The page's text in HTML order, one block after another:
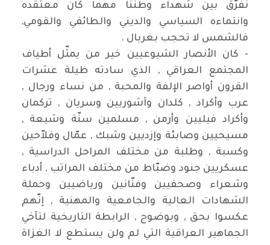
نفرّق بين شهداء وطننا مهما كان معتقده
وانتماءه السياسي والديني والطائفي والقومي,
فالشمس لا تحجب بغربال .
- كان الأنصار الشيوعيين خير من يمثّل أطياف
المجتمع العراقي , الذي سادته طيلة عشرات
القرون أواصر الإلفة والمحبة , من نساء ورجال ,
عرب وأكراد , كلدان وآشوريين وسريان , تركمان
وأكراد فيليين وأرمن , مسلمين سنّة وشيعة ,
مسيحيين وصابئة وإزديين وشبك , عمّال وفلاّحين
وكسبة , وطلبة من مختلف المراحل الدراسية ,
عسكريين جنود وضبّاط من مختلف المراتب , أدباء
وشعراء وصحفيين وفنّانين ورياضيين وحملة
الشهادات العالية والجامعية والمهنية , إنّهم
عكسوا بحق , وبوضوح , الرابطة التاريخية لتآخي
الجماهير العراقية التي لم ولن يستطع لا الغزاة